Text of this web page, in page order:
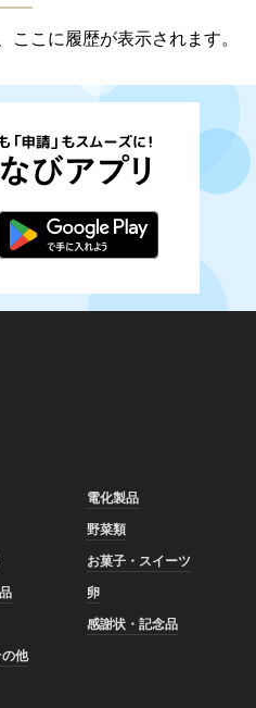
こに履歴が表示されます。
電化製品
野菜類
お菓子・スイーツ
卵
感謝状・記念品
他